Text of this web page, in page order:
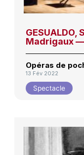
GESUALDO,
Madrigaux
Opéras de
13 Fév 2022
Spectacle